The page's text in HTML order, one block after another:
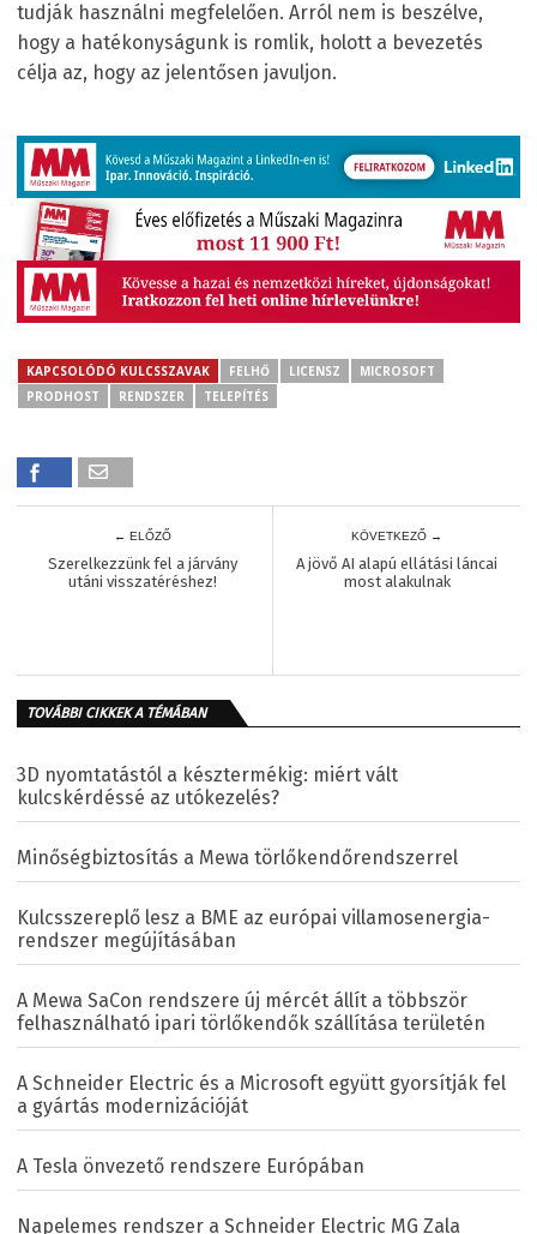
tudják használni megfelelően. Arról nem is beszélve,
hogy a hatékonyságunk is romlik, holott a bevezetés
célja az, hogy az jelentősen javuljon.
KAPCSOLÓDÓ KULCSSZAVAK FELHŐ LICENSZ
MICROSOFT
PRODHOST
RENDSZER TELEPÍTÉS
← ELŐZŐ
Szerelkezzünk fel a járvány
utáni visszatéréshez!
KÖVETKEZŐ →
A jövő AI alapú ellátási láncai
most alakulnak
TOVÁBBI CIKKEK A TÉMÁBAN
3D nyomtatástól a késztermékig: miért vált
kulcskérdéssé az utókezelés?
Minőségbiztosítás a Mewa törlőkendőrendszerrel
Kulcsszereplő lesz a BME az európai villamosenergia-
rendszer megújításában
A Mewa SaCon rendszere új mércét állít a többször
felhasználható ipari törlőkendők szállítása területén
A Schneider Electric és a Microsoft együtt gyorsítják fel
a gyártás modernizációját
A Tesla önvezető rendszere Európában
Napelemes rendszer a Schneider Electric MG Zala